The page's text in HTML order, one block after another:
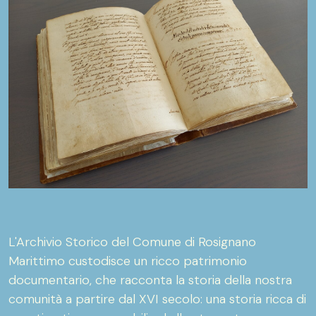
L'Archivio Storico del Comune di Rosignano
Marittimo custodisce un ricco patrimonio
documentario, che racconta la storia della nostra
comunità a partire dal XVI secolo: una storia ricca di